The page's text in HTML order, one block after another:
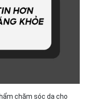
chăm sóc da cho